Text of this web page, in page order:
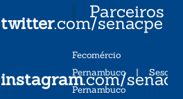
twitter.com/senacpe
instagram.com/
Parceiros
Fecomércio
Pernambuco| Sesc
Pernambuco